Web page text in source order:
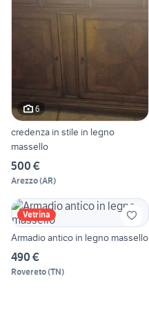
6
credenza in stile in legno
massello
500 €
Arezzo(AR)
Vetrina
Armadio antico in legno massello
490 €
Rovereto(TN)